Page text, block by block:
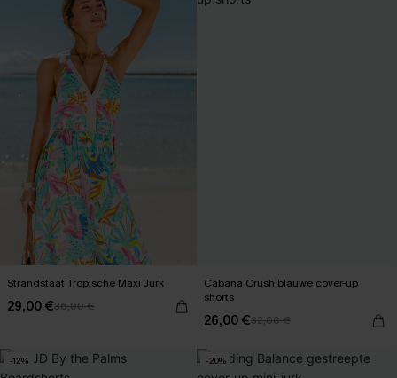
Strandstaat Tropische Maxi Jurk
29,00 €36,00 €
Cabana Crush blauwe cover-up
shorts
26,00 €32,00 €
-12% -20%